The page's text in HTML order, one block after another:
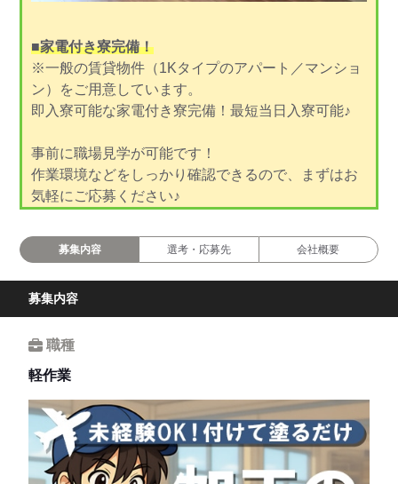
■家電付き寮完備！
※一般の賃貸物件（1Kタイプのアパート／マンショ
ン）をご用意しています。
即入寮可能な家電付き寮完備！最短当日入寮可能♪
事前に職場見学が可能です！
作業環境などをしっかり確認できるので、まずはお
気軽にご応募ください♪
募集内容 選考・応募先 会社概要
募集内容
職種
軽作業